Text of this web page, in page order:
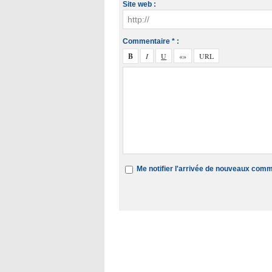
Site web :
Commentaire * :
Me notifier l'arrivée de nouveaux